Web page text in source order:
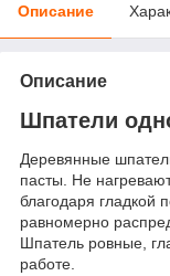
Описание
Описание
Шпатели
Деревянные
пасты. Не
благодаря гладкой
равномерно
Шпатель ровные,
работе.